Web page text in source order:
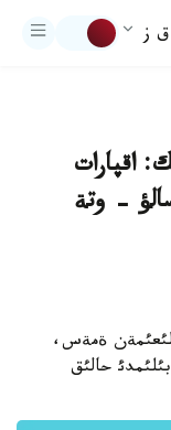
ق ز
اقپارات
- وتة
ةمةس،
حالئق